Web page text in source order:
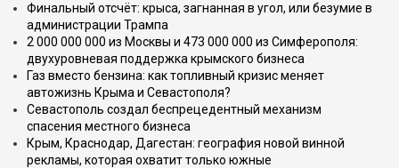
Финальный отсчёт: крыса, загнанная в угол, или безумие в
администрации Трампа
2 000 000 000 из Москвы и 473 000 000 из Симферополя:
двухуровневая поддержка крымского бизнеса
Газ вместо бензина: как топливный кризис меняет
автожизнь Крыма и Севастополя?
Севастополь создал беспрецедентный механизм
спасения местного бизнеса
Крым, Краснодар, Дагестан: география новой винной
рекламы, которая охватит только южные